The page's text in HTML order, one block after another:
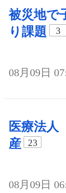
被災地で
り課題
3
08月09日
医療法人
産
23
08月09日